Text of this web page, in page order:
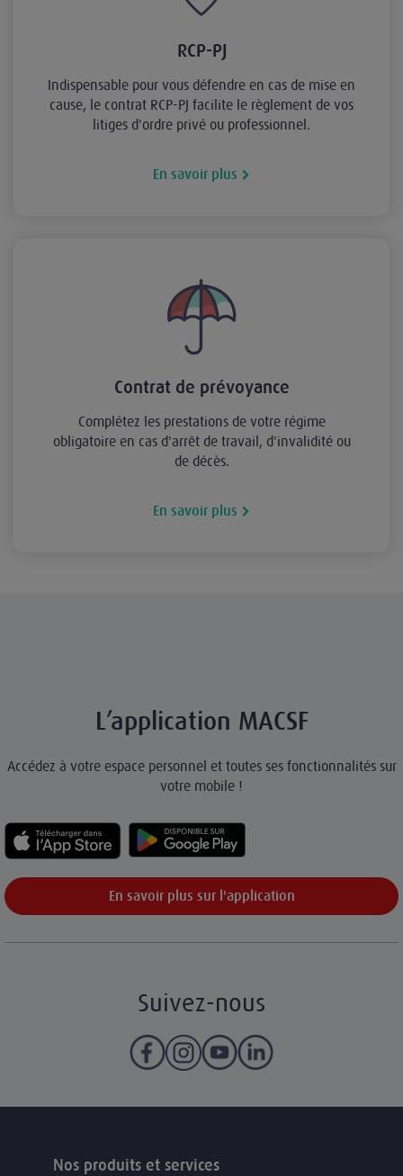
RCP-PJ
Indispensable pour vous défendre en cas de mise en
cause, le contrat RCP-PJ facilite le règlement de vos
litiges d'ordre privé ou professionnel.
En savoir plus
Contrat de prévoyance
Complétez les prestations de votre régime
obligatoire en cas d'arrêt de travail, d'invalidité ou
de décès.
En savoir plus
L’application MACSF
Accédez à votre espace personnel et toutes ses fonctionnalités sur
votre mobile !
En savoir plus sur l'application
Suivez-nous
Nos produits et services